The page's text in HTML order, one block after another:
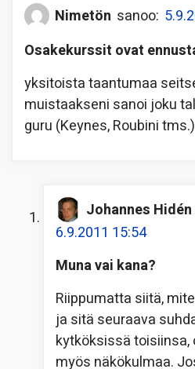
Nimetön sanoo:
Osakekurssit ovat
yksitoista taantumaa
muistaakseni sanoi joku
guru (Keynes, Roubini
Johannes Hidén
6.9.2011 15:54
Muna vai kana?
Riippumatta siitä,
ja sitä seuraava
kytköksissä toisiinsa,
myös näkökulmaa.